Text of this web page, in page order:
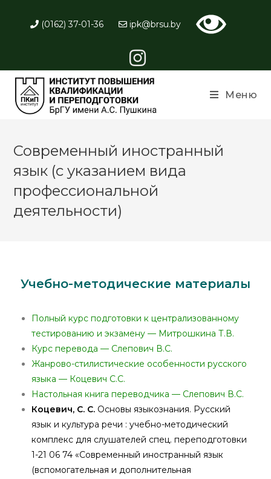
(0162) 37-01-36 ipk@brsu.by
Меню
Современный иностранный
язык (с указанием вида
профессиональной
деятельности)
Учебно-методические материалы
Полный курс подготовки к централизованному
тестированию и экзамену — Митрошкина Т.В.
Курс перевода — Слепович В.С.
Жанрово-стилистические особенности русского
языка — Коцевич С.С.
Настольная книга переводчика — Слепович В.С.
Коцевич, С. С. Основы языкознания. Русский
язык и культура речи : учебно-методический
комплекс для слушателей спец. переподготовки
1-21 06 74 «Современный иностранный язык
(вспомогательная и дополнительная